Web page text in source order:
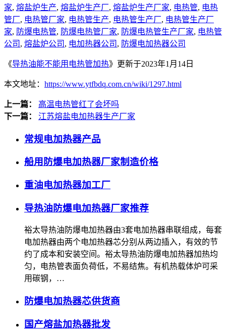
家, 熔盐炉生产, 熔盐炉生产厂, 熔盐炉生产厂家, 电热管, 电热
管厂, 电热管厂家, 电热管生产, 电热管生产厂, 电热管生产厂
家, 防爆电热管, 防爆电热管厂家, 防爆电热管生产厂家, 电热管
公司 , 熔盐炉公司 , 电加热器公司 , 防爆电加热器公司
《导热油能不能用电热管加热》更新于2023年1月14日
本文地址： https://www.ytfbdq.com.cn/wiki/1297.html
上一篇：
高温电热管红了会坏吗
下一篇：
江苏熔盐电加热器生产厂家
常规电加热器产品
船用防爆电加热器厂家制造价格
重油电加热器加工厂
导热油防爆电加热器厂家推荐
裕太导热油防爆电加热器由3套电加热器串联组成，每套
电加热器由两个电加热器芯分别从两边插入，有效的节
约了成本和安装空间。裕太导热油防爆电加热器加热均
匀，电热管表面负荷低，不易结焦。有机热载体炉可采
用碳钢，…
防爆电加热器芯供货商
国产熔盐加热器批发